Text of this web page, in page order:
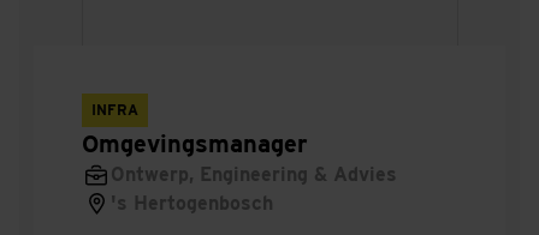
Operationeel manager materieeldienst
Projectmanager voorbereiding (renovatie)
Calculator renovatie
Omgevingsmanager
Ontwerp, Engineering & Advies
's Hertogenbosch
INFRA